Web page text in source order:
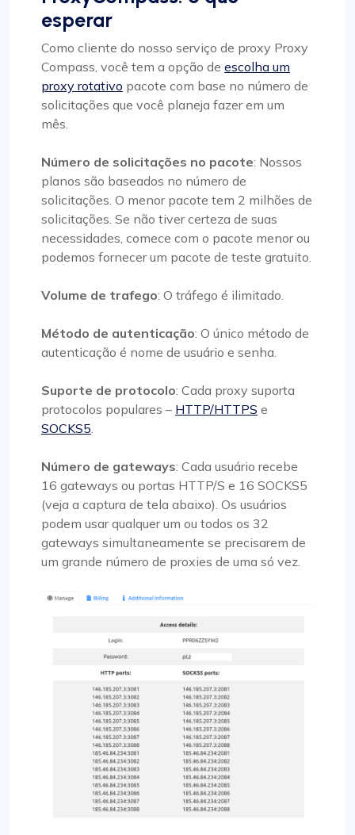
esperar
Como cliente do nosso serviço de proxy Proxy
Compass, você tem a opção de escolha um
proxy rotativo pacote com base no número de
solicitações que você planeja fazer em um
mês.
Número de solicitações no pacote: Nossos
planos são baseados no número de
solicitações. O menor pacote tem 2 milhões de
solicitações. Se não tiver certeza de suas
necessidades, comece com o pacote menor ou
podemos fornecer um pacote de teste gratuito.
Volume de trafego: O tráfego é ilimitado.
Método de autenticação: O único método de
autenticação é nome de usuário e senha.
Suporte de protocolo: Cada proxy suporta
protocolos populares – HTTP/HTTPS e
SOCKS5.
Número de gateways: Cada usuário recebe
16 gateways ou portas HTTP/S e 16 SOCKS5
(veja a captura de tela abaixo). Os usuários
podem usar qualquer um ou todos os 32
gateways simultaneamente se precisarem de
um grande número de proxies de uma só vez.